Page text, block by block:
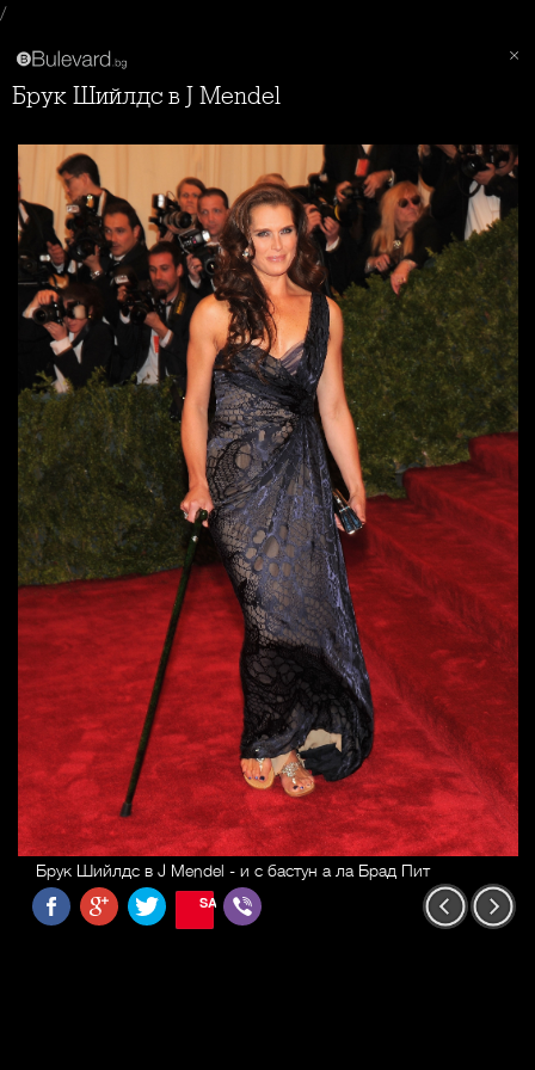
/
Брук Шийлдс в J Mendel
Брук Шийлдс в J Mendel - и с бастун а ла Брад Пит
SAVE